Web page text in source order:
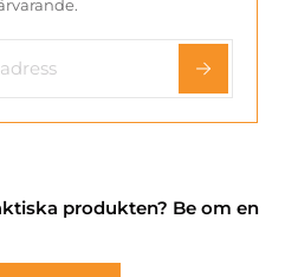
produkten? Be om en